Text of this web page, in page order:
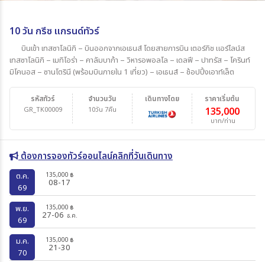
10 วัน กรีซ แกรนด์ทัวร์
บินเข้า เทสซาโลนิกิ – บินออกจากเอเธนส์ โดยสายการบิน เตอร์กิช แอร์ไลน์ส
เทสซาโลนิกิ – เมทิโอร่า – คาลัมบาก้า – วิหารอพอลโล – เดลฟี – ปาทรัส – โครินท์
มิโคนอส – ซานโตรินี (พร้อมบินภายใน 1 เที่ยว) – เอเธนส์ – ช้อปปิ้งเอาท์เล็ต
รหัสทัวร์
GR_TK00009
จำนวนวัน
10วัน 7คืน
ราคาเริ่มต้น
135,000
บาท/ท่าน
เดินทางโดย
ต้องการจองทัวร์ออนไลน์คลิกที่วันเดินทาง
ต.ค.
69
135,000 ฿
08-17
พ.ย.
69
135,000 ฿
27-06 ธ.ค.
ม.ค.
70
135,000 ฿
21-30